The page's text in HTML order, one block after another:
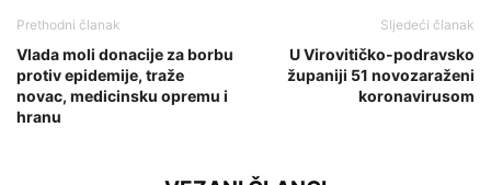
Prethodni članak
Vlada moli donacije za borbu
protiv epidemije, traže
novac, medicinsku opremu i
hranu
Sljedeći članak
U Virovitičko-podravsko
županiji 51 novozaraženi
koronavirusom